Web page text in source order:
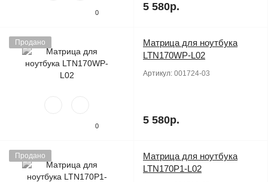
0 5 580р.
Продано
0
Матрица для ноутбука
LTN170WP-L02
Артикул: 001724-03
5 580р.
Продано
Матрица для ноутбука
LTN170P1-L02